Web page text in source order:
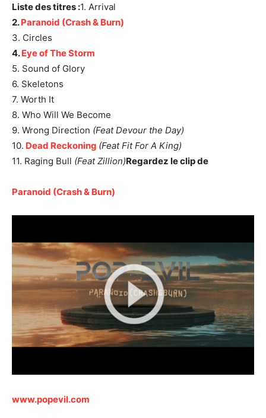
Liste des titres :1. Arrival
2.Paranoid (Crash & Burn)
3. Circles
4.Eye of The Storm
5. Sound of Glory
6. Skeletons
7. Worth It
8. Who Will We Become
9. Wrong Direction (Feat Devour the Day)
10. Dead Reckoning (Feat Fit For A King)
11. Raging Bull (Feat Zillion)Regardez le clip de
Paranoid (Crash & Burn)
www.popevil.com